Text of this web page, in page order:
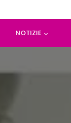
NOTIZIE